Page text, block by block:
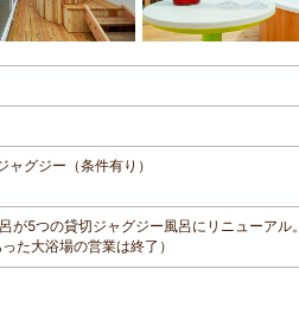
グジー（条件有り）
が5つの貸切ジャグジー風呂にリニューアル。
た大浴場の営業は終了）